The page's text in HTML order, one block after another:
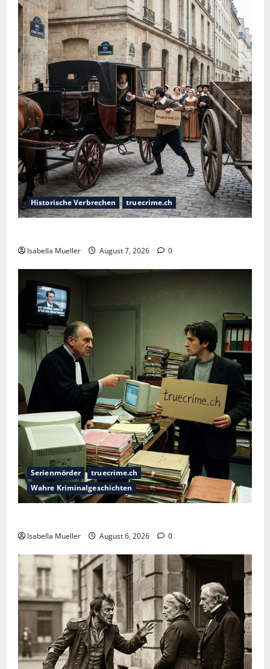
Historische Verbrechen truecrime.ch
Isabella Mueller August 7, 2026 0
Serienmörder
truecrime.ch
Wahre Kriminalgeschichten
Isabella Mueller August 6, 2026 0